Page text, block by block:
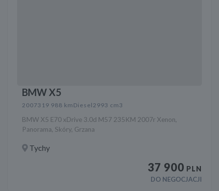
BMW X5
2007319 988 km Diesel2993 cm3
BMW X5 E70 xDrive 3.0d M57 235KM 2007r Xenon,
Panorama, Skóry, Grzana
Tychy
37 900 PLN
DO NEGOCJACJI